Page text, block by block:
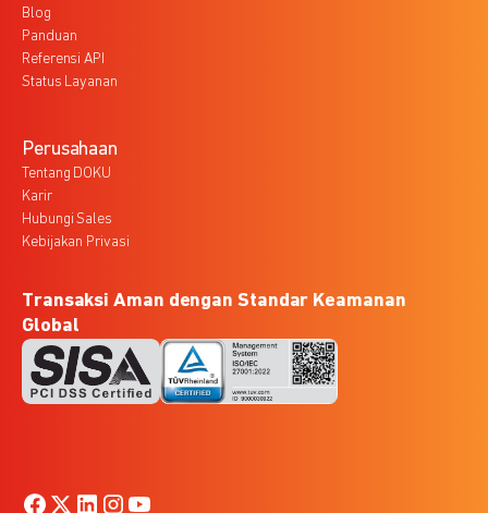
Blog
Panduan
Referensi API
Status Layanan
Perusahaan
Tentang DOKU
Karir
Hubungi Sales
Kebijakan Privasi
Transaksi Aman dengan Standar Keamanan
Global